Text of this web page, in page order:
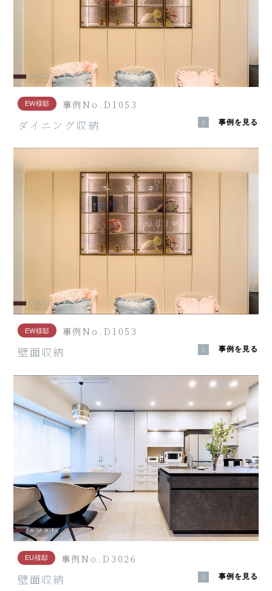
EW様邸 事例No.D1053
ダイニング収納 事例を見る
EW様邸 事例No.D1053
壁面収納 事例を見る
EU様邸 事例No.D3026
壁面収納 事例を見る